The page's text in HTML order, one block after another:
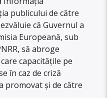
publicului de către
că Guvernul a
Europeană, sub
să abroge
capacitățile pe
în caz de criză
promovat și de către